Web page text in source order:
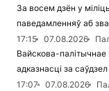
За восем дзён у
паведамленняў аб
17:15
07.08.2026
Вайскова-палітычнае
адказнасці за
17:07
07.08.2026